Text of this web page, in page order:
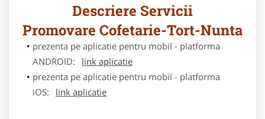
Descriere Servicii
Promovare Cofetarie-Tort-Nunta
prezenta pe aplicatie pentru mobil - platforma
ANDROID:
link aplicatie
prezenta pe aplicatie pentru mobil - platforma
iOS:
link aplicatie